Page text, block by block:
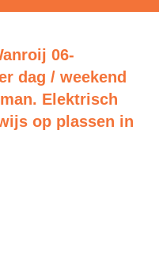
06-
dag / weekend
Elektrisch
op plassen in